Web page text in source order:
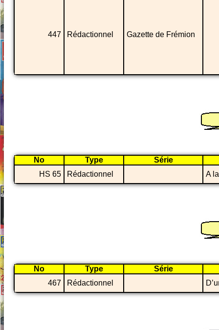
447 Rédactionnel Gazette de Frémion
No Type
Série
HS 65
Rédactionnel A
No Type
Série
467
Rédactionnel